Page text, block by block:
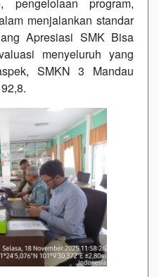
menjalankan standar
Apresiasi SMK Bisa
menyeluruh yang
SMKN 3 Mandau